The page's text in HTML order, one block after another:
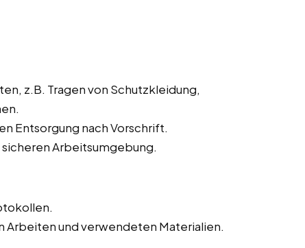
z.B. Tragen von Schutzkleidung,
Entsorgung nach Vorschrift.
Arbeitsumgebung.
und verwendeten Materialien.